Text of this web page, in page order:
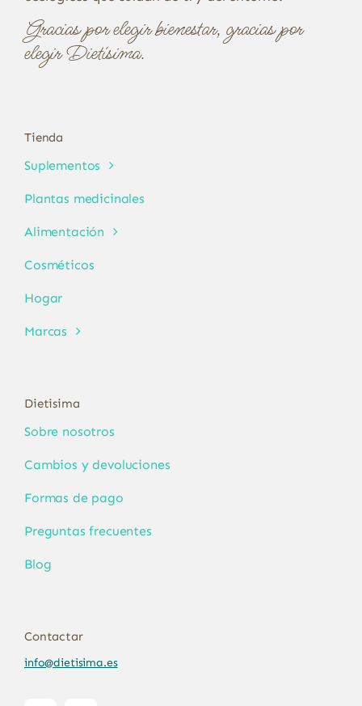
Gracias por elegir bienestar, gracias por
elegir Dietísima.
Tienda
Suplementos
Plantas medicinales
Alimentación
Cosméticos
Hogar
Marcas
Dietisima
Sobre nosotros
Cambios y devoluciones
Formas de pago
Preguntas frecuentes
Blog
Contactar
info@dietisima.es